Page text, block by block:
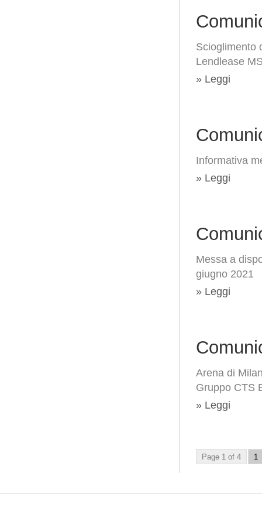
Scioglimento
Lendlease
» Leggi
Informativa
» Leggi
Messa a
giugno 2021
» Leggi
Arena di
Gruppo CTS
» Leggi
Page 1 of 4 1